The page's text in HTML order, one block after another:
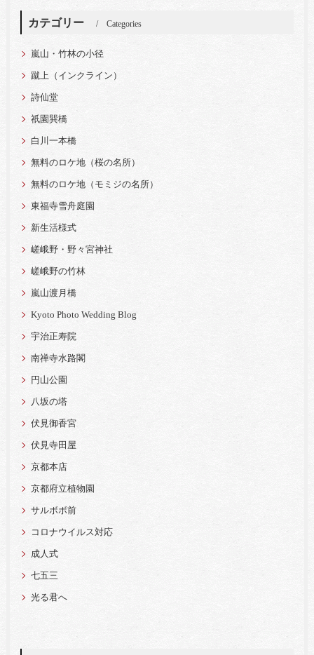
カテゴリー Categories
嵐山・竹林の小径
蹴上（インクライン）
詩仙堂
祇園巽橋
白川一本橋
無料のロケ地（桜の名所）
無料のロケ地（モミジの名所）
東福寺雪舟庭園
新生活様式
嵯峨野・野々宮神社
嵯峨野の竹林
嵐山渡月橋
Kyoto Photo Wedding Blog
宇治正寿院
南禅寺水路閣
円山公園
八坂の塔
伏見御香宮
伏見寺田屋
京都本店
京都府立植物園
サルボボ前
コロナウイルス対応
成人式
七五三
光る君へ